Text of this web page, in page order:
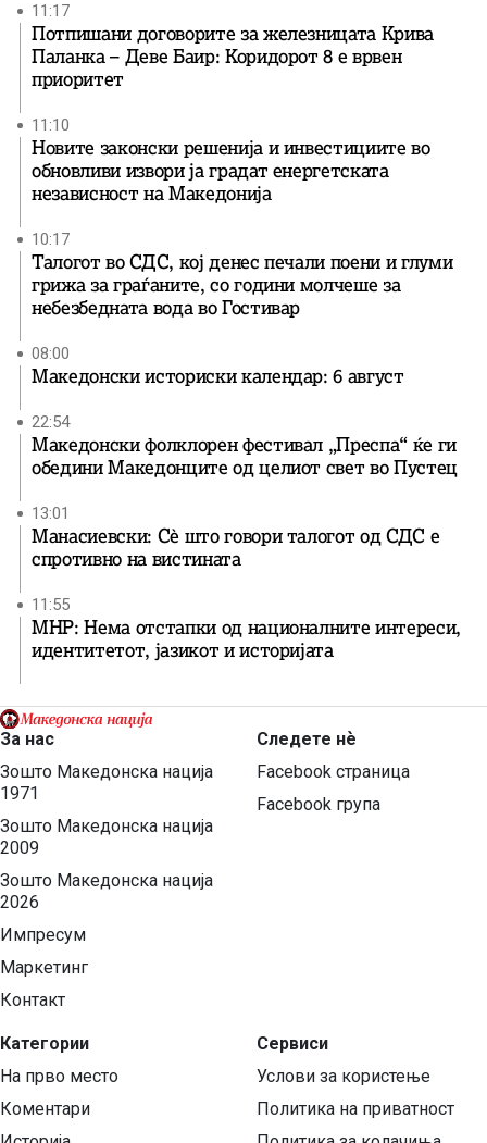
формат е објавена […]
11:17
Потпишани договорите за железницата Крива
Паланка – Деве Баир: Коридорот 8 е врвен
приоритет
11:10
Новите законски решенија и инвестициите во
обновливи извори ја градат енергетската
независност на Македонија
10:17
Талогот во СДС, кој денес печали поени и глуми
грижа за граѓаните, со години молчеше за
небезбедната вода во Гостивар
08:00
Македонски историски календар: 6 август
22:54
Македонски фолклорен фестивал „Преспа“ ќе ги
обедини Македонците од целиот свет во Пустец
13:01
Манасиевски: Сè што говори талогот од СДС е
спротивно на вистината
11:55
МНР: Нема отстапки од националните интереси,
идентитетот, јазикот и историјата
За нас
Зошто Македонска нација
1971
Зошто Македонска нација
2009
Зошто Македонска нација
2026
Импресум
Маркетинг
Контакт
Категории
На прво место
Коментари
Следете нѐ
Facebook страница
Facebook група
Сервиси
Услови за користење
Политика на приватност